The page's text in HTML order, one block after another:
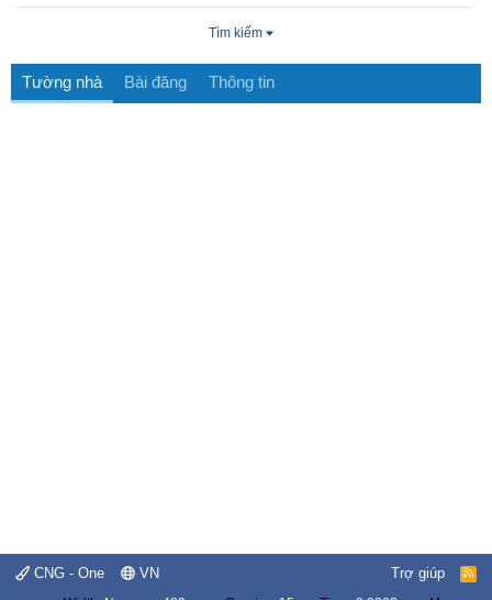
Tìm kiếm
Tường nhà Bài đăng Thông tin
CNG - One VN Trợ giúp
R